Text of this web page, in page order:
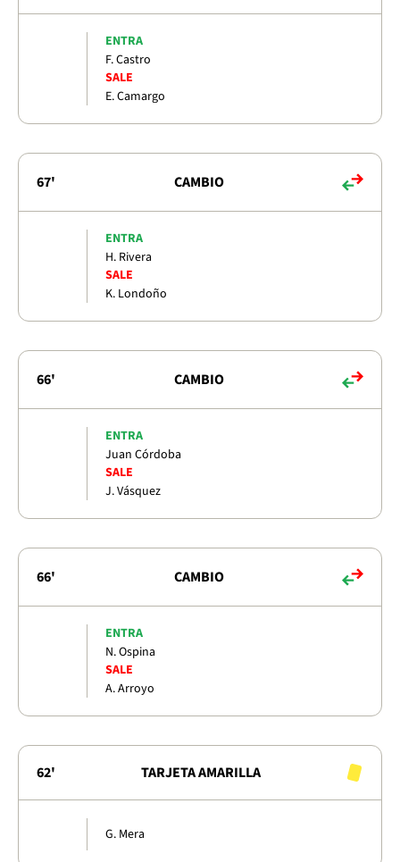
ENTRA
F. Castro
SALE
E. Camargo
67' CAMBIO
ENTRA
H. Rivera
SALE
K. Londoño
66' CAMBIO
ENTRA
Juan Córdoba
SALE
J. Vásquez
66' CAMBIO
ENTRA
N. Ospina
SALE
A. Arroyo
62' TARJETA AMARILLA
G. Mera